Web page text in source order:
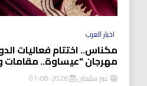
اخبار العرب
مكناس.. اختتام فعاليات
مهرجان “عيساوة.. مقامات
عبير سليمان 2026-08-01